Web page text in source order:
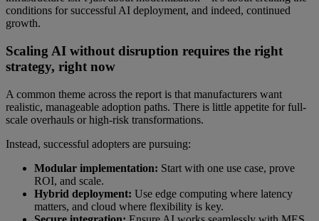
conditions for successful AI deployment, and indeed, continued
growth.
Scaling AI without disruption requires the right
strategy, right now
A common theme across the report is that manufacturers want
realistic, manageable adoption paths. There is little appetite for full-
scale overhauls or high-risk transformations.
Instead, successful adopters are pursuing:
Modular implementation: Start with one use case, prove
ROI, and scale.
Hybrid deployment: Use edge computing where latency
matters, and cloud where flexibility is key.